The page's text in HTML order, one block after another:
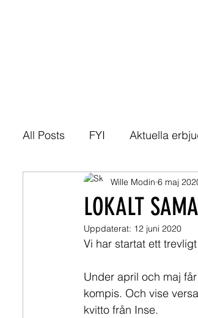
All Posts FYI Aktuella
LOKALT
Wille Modin 6 maj
Uppdaterat: 12 juni 2020
Vi har startat ett
Under april och maj
kompis. Och vise
kvitto från Inse.